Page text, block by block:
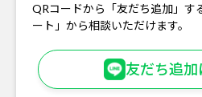
QRコードから「友だち追加」す
ート」から相談いただけます。
友だち追加